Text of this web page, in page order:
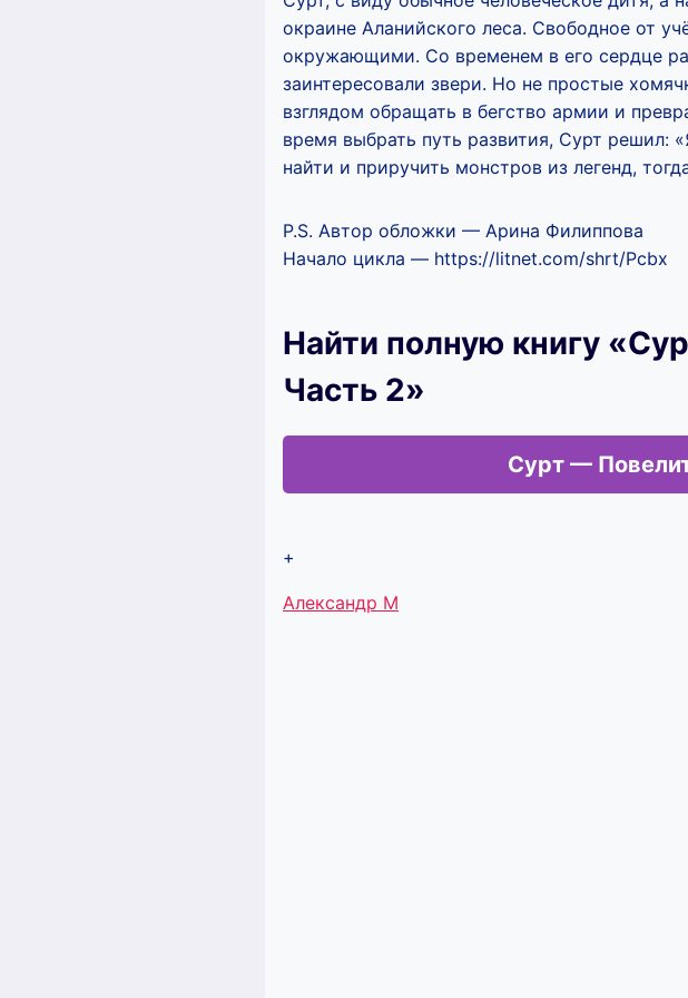
окраине Аланийского леса. Свободное от
окружающими. Со временем в его сердце
заинтересовали звери. Но не простые
взглядом обращать в бегство армии и
время выбрать путь развития, Сурт
найти и приручить монстров из легенд,
P.S. Автор обложки — Арина Филиппова
Начало цикла — https://litnet.com/shrt/Pcbx
Найти полную книгу
Часть 2»
Сурт —
+
Метки
Александр М